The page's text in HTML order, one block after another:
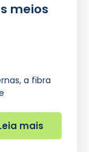
meios
a fibra
mais